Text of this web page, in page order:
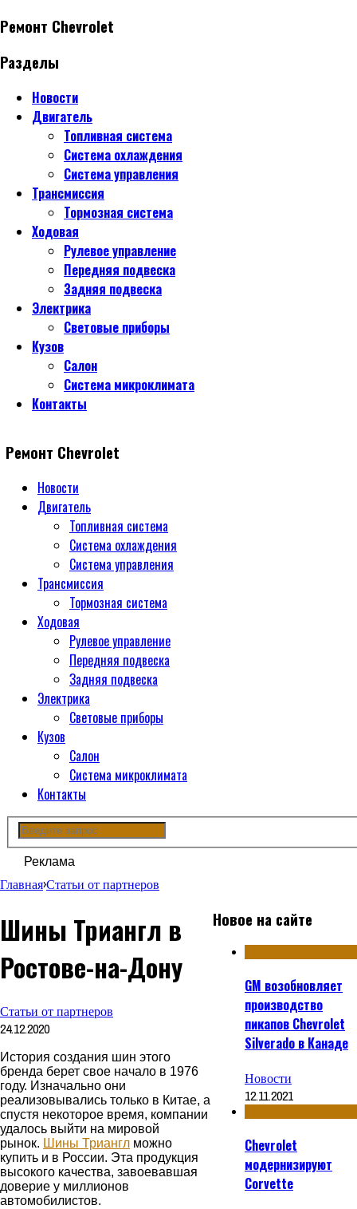
Ремонт Chevrolet
Разделы
Новости
Двигатель
Топливная система
Система охлаждения
Система управления
Трансмиссия
Тормозная система
Ходовая
Рулевое управление
Передняя подвеска
Задняя подвеска
Электрика
Световые приборы
Кузов
Салон
Система микроклимата
Контакты
Ремонт Chevrolet
Новости
Двигатель
Топливная система
Система охлаждения
Система управления
Трансмиссия
Тормозная система
Ходовая
Рулевое управление
Передняя подвеска
Задняя подвеска
Электрика
Световые приборы
Кузов
Салон
Система микроклимата
Контакты
Реклама
Главная›Статьи от партнеров
Шины Триангл в
Ростове-на-Дону
Статьи от партнеров
24.12.2020
История создания шин этого
бренда берет свое начало в 1976
году. Изначально они
реализовывались только в Китае, а
спустя некоторое время, компании
удалось выйти на мировой
рынок. Шины Триангл можно
купить и в России. Эта продукция
высокого качества, завоевавшая
доверие у миллионов
автомобилистов.
Новое на сайте
GM возобновляет
производство
пикапов Chevrolet
Silverado в Канаде
Новости
12.11.2021
Chevrolet
модернизируют
Corvette